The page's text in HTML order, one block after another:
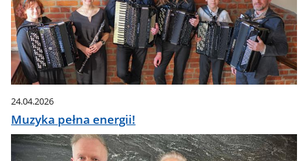
24.04.2026
Muzyka pełna energii!